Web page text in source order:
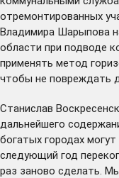
отремонтированных
Владимира Шарыпова
области при подводе
применять метод
чтобы не повреждать
Станислав
дальнейшего
богатых городах
следующий год
раз заново сделать.